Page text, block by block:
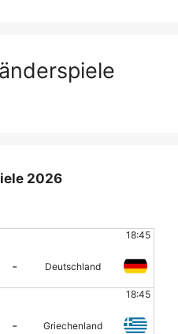
2026
18:45
- Deutschland
18:45
- Griechenland